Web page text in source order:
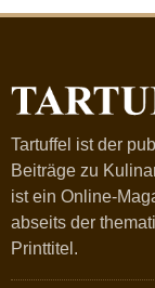
Tartuffel ist der
Beiträge zu
ist ein Online-
abseits der
Printtitel.